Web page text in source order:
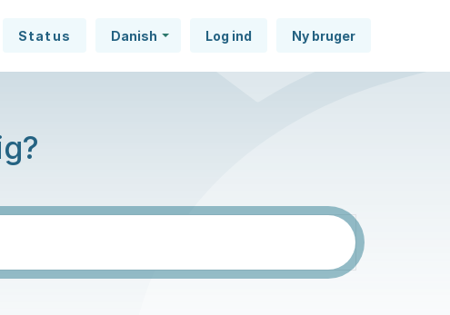
Status Danish Log ind Ny bruger